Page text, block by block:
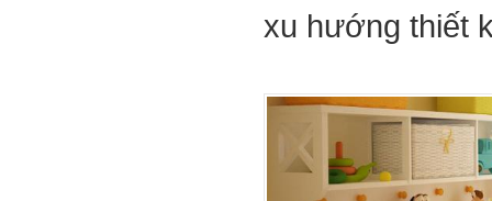
xu hướng thiết